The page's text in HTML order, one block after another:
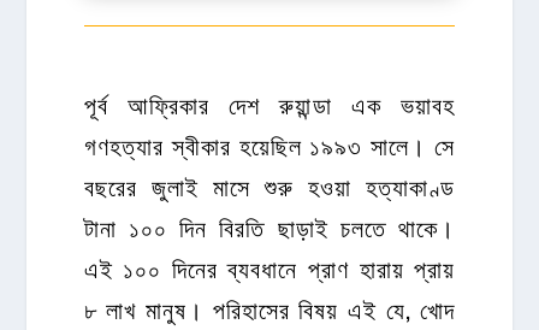
পূর্ব আফ্রিকার দেশ রুয়ান্ডা এক ভয়াবহ
গণহত্যার স্বীকার হয়েছিল ১৯৯৩ সালে। সে
বছরের জুলাই মাসে শুরু হওয়া হত্যাকাণ্ড
টানা ১০০ দিন বিরতি ছাড়াই চলতে থাকে।
এই ১০০ দিনের ব্যবধানে প্রাণ হারায় প্রায়
৮ লাখ মানুষ। পরিহাসের বিষয় এই যে, খোদ